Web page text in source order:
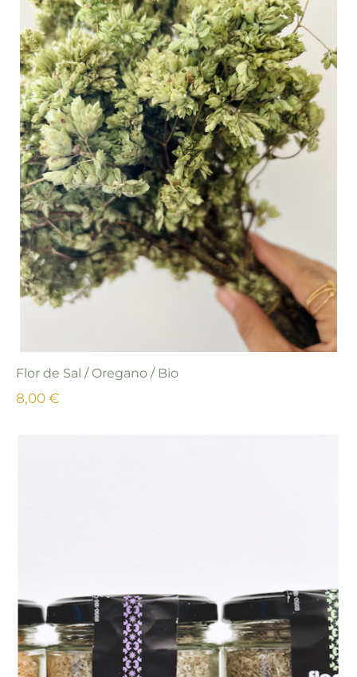
Flor de Sal / Oregano / Bio
8,00 €